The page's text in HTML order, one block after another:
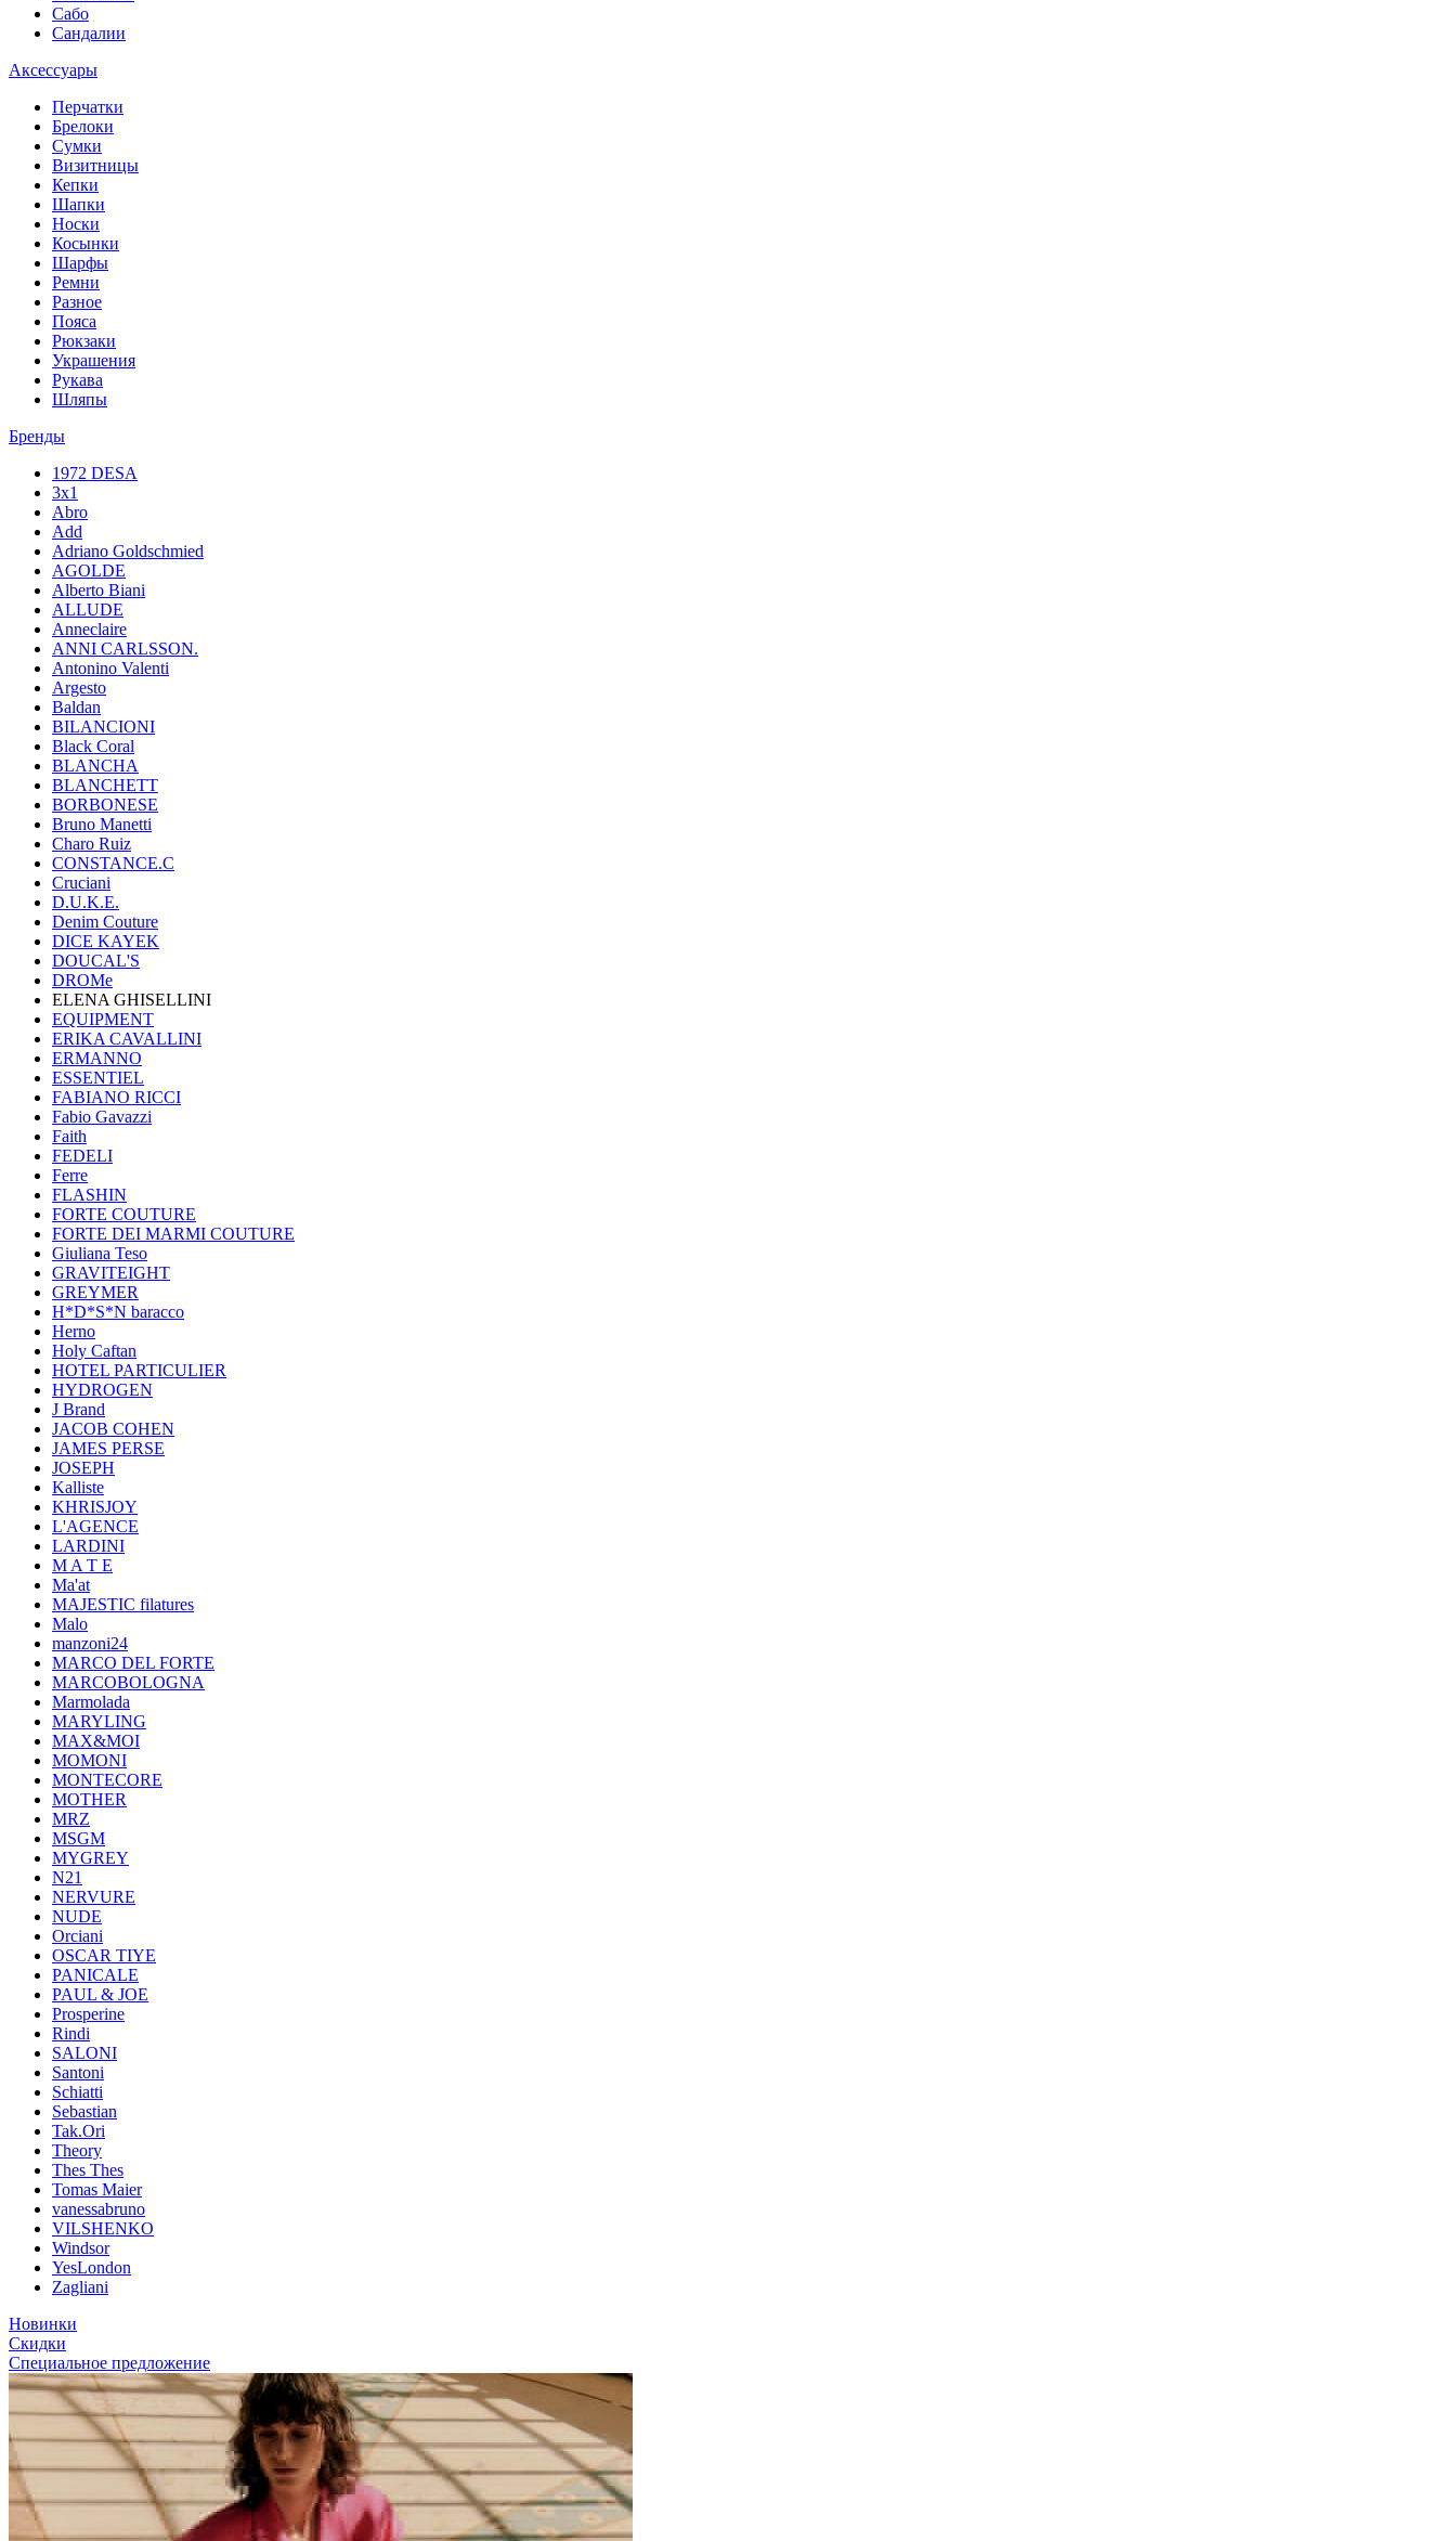
Сабо
Сандалии
Аксессуары
Перчатки
Брелоки
Сумки
Визитницы
Кепки
Шапки
Носки
Косынки
Шарфы
Ремни
Разное
Пояса
Рюкзаки
Украшения
Рукава
Шляпы
Бренды
1972 DESA
3x1
Abro
Add
Adriano Goldschmied
AGOLDE
Alberto Biani
ALLUDE
Anneclaire
ANNI CARLSSON.
Antonino Valenti
Argesto
Baldan
BILANCIONI
Black Coral
BLANCHA
BLANCHETT
BORBONESE
Bruno Manetti
Charo Ruiz
CONSTANCE.C
Cruciani
D.U.K.E.
Denim Couture
DICE KAYEK
DOUCAL'S
DROMe
ELENA GHISELLINI
EQUIPMENT
ERIKA CAVALLINI
ERMANNO
ESSENTIEL
FABIANO RICCI
Fabio Gavazzi
Faith
FEDELI
Ferre
FLASHIN
FORTE COUTURE
FORTE DEI MARMI COUTURE
Giuliana Teso
GRAVITEIGHT
GREYMER
H*D*S*N baracco
Herno
Holy Caftan
HOTEL PARTICULIER
HYDROGEN
J Brand
JACOB COHEN
JAMES PERSE
JOSEPH
Kalliste
KHRISJOY
L'AGENCE
LARDINI
M A T E
Ma'at
MAJESTIC filatures
Malo
manzoni24
MARCO DEL FORTE
MARCOBOLOGNA
Marmolada
MARYLING
MAX&MOI
MOMONI
MONTECORE
MOTHER
MRZ
MSGM
MYGREY
N21
NERVURE
NUDE
Orciani
OSCAR TIYE
PANICALE
PAUL & JOE
Prosperine
Rindi
SALONI
Santoni
Schiatti
Sebastian
Tak.Ori
Theory
Thes Thes
Tomas Maier
vanessabruno
VILSHENKO
Windsor
YesLondon
Zagliani
Новинки
Скидки
Специальное предложение